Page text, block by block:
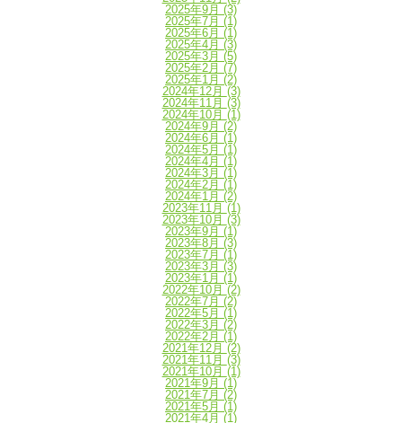
2025年9月 (3)
2025年7月 (1)
2025年6月 (1)
2025年4月 (3)
2025年3月 (5)
2025年2月 (7)
2025年1月 (2)
2024年12月 (3)
2024年11月 (3)
2024年10月 (1)
2024年9月 (2)
2024年6月 (1)
2024年5月 (1)
2024年4月 (1)
2024年3月 (1)
2024年2月 (1)
2024年1月 (2)
2023年11月 (1)
2023年10月 (3)
2023年9月 (1)
2023年8月 (3)
2023年7月 (1)
2023年3月 (3)
2023年1月 (1)
2022年10月 (2)
2022年7月 (2)
2022年5月 (1)
2022年3月 (2)
2022年2月 (1)
2021年12月 (2)
2021年11月 (3)
2021年10月 (1)
2021年9月 (1)
2021年7月 (2)
2021年5月 (1)
2021年4月 (1)